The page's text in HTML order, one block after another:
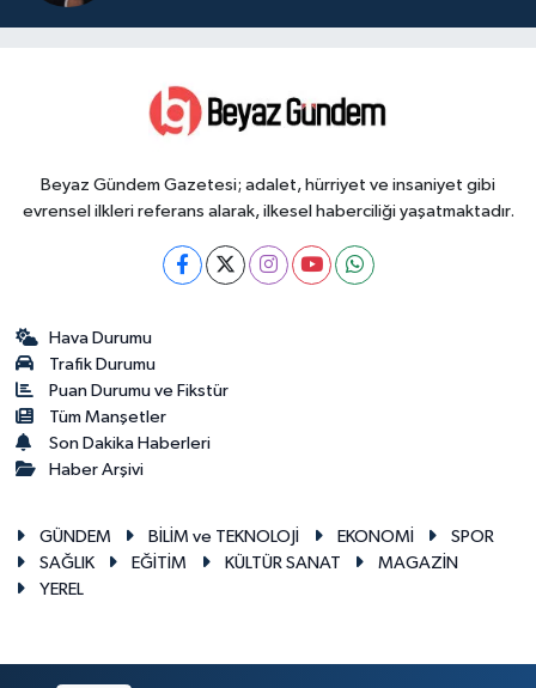
Beyaz Gündem Gazetesi; adalet, hürriyet ve insaniyet gibi
evrensel ilkleri referans alarak, ilkesel haberciliği yaşatmaktadır.
Hava Durumu
Trafik Durumu
Puan Durumu ve Fikstür
Tüm Manşetler
Son Dakika Haberleri
Haber Arşivi
GÜNDEM BİLİM ve TEKNOLOJİ EKONOMİ
SPOR
SAĞLIK
EĞİTİM KÜLTÜR SANAT
MAGAZİN
YEREL